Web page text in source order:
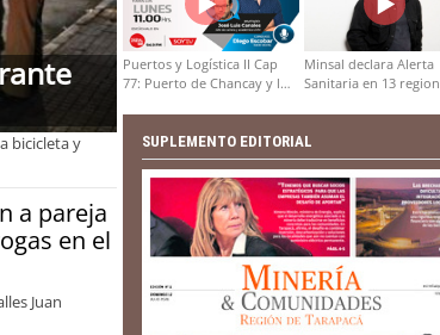
bicicleta y
a pareja
en el
Juan
Puertos y Logística II Cap
77: Puerto de Chancay y la
Minsal declara Alerta
Sanitaria en 13
SUPLEMENTO EDITORIAL